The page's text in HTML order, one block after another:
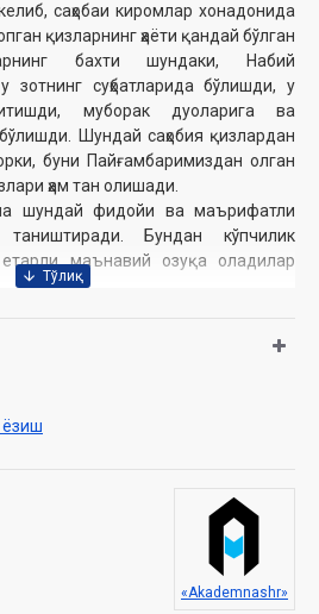
саҳобаи киромлар хонадонида
қизларнинг ҳаёти қандай бўлган
бахти шундаки, Набий
зотнинг суҳбатларида бўлишди, у
муборак дуоларига ва
Шундай саҳобия қизлардан
буни Пайғамбаримиздан олган
ҳам тан олишади.
шундай фидойи ва маърифатли
Бундан кўпчилик
етарли маънавий озуқа оладилар
Дин ишлари бўйича қўмитанинг
ёзиш
«Akademnashr»